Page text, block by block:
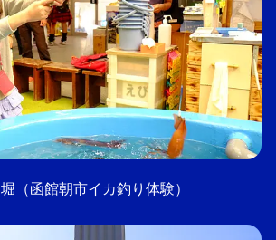
（函館朝市イカ釣り体験）